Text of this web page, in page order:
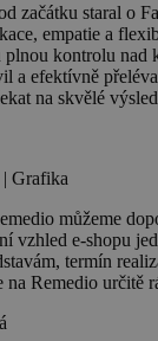
začátku staral o
empatie a
plnou kontrolu nad
a efektívně
na skvělé
můžeme
vzhled e-shopu
termín
na Remedio určitě